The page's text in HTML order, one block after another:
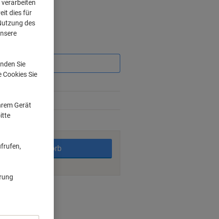
In den Warenkorb
dies für
des
Sie
Sie
Gerät